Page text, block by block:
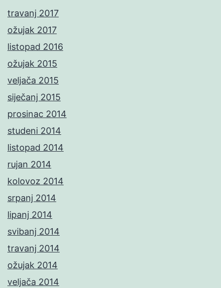
travanj 2017
ožujak 2017
listopad 2016
ožujak 2015
veljača 2015
siječanj 2015
prosinac 2014
studeni 2014
listopad 2014
rujan 2014
kolovoz 2014
srpanj 2014
lipanj 2014
svibanj 2014
travanj 2014
ožujak 2014
veljača 2014